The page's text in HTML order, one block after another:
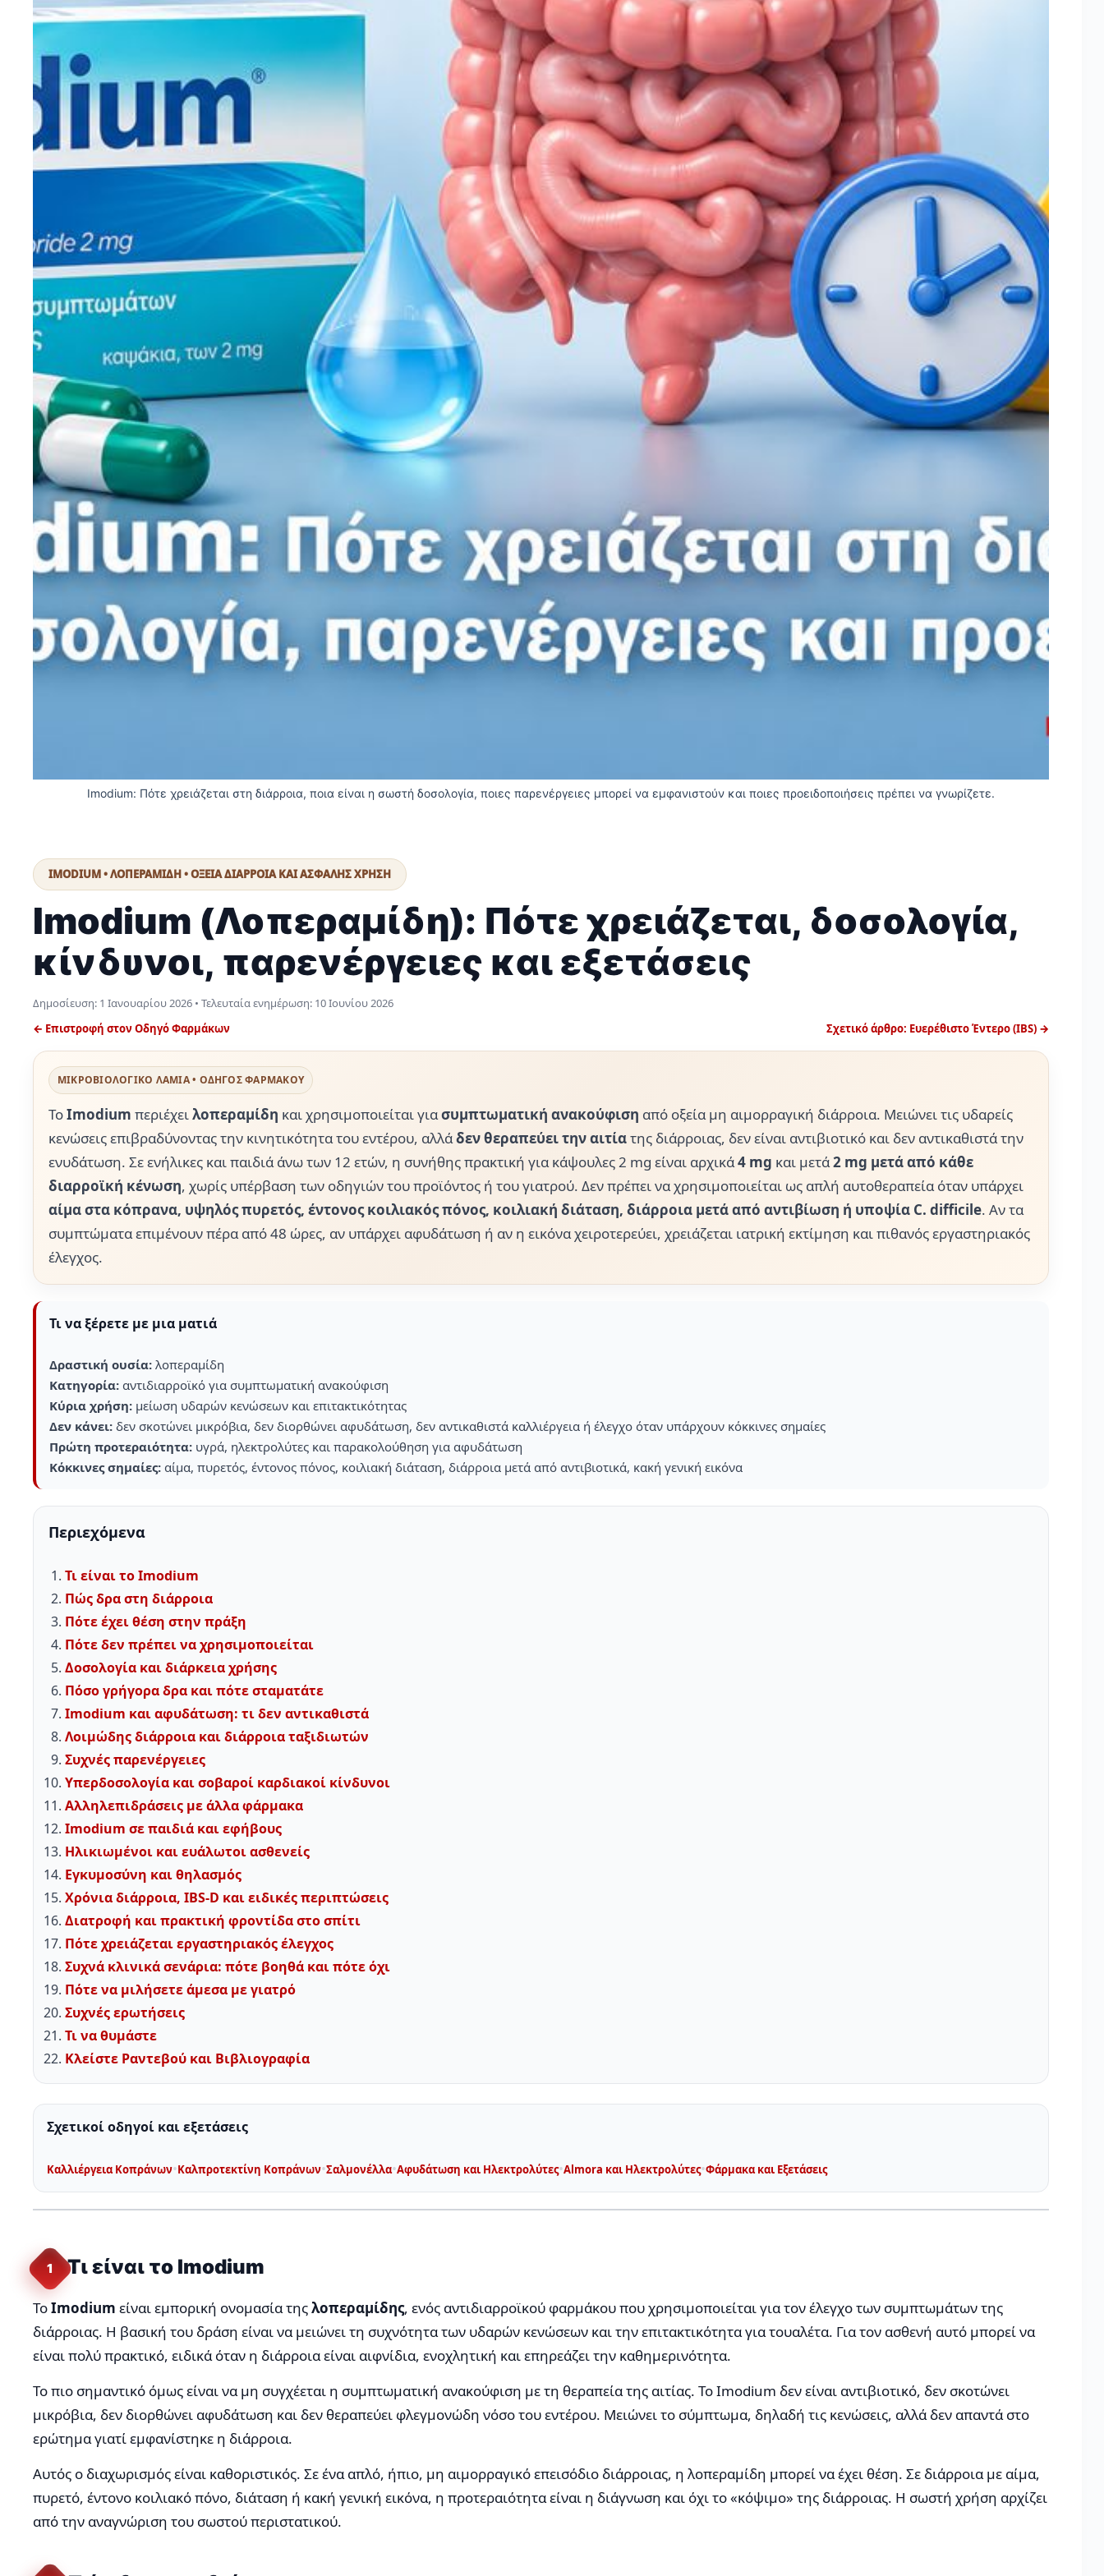
Imodium: Πότε χρειάζεται στη διάρροια, ποια είναι η σωστή δοσολογία, ποιες παρενέργειες μπορεί να εμφανιστούν και ποιες προειδοποιήσεις πρέπει να γνωρίζετε.
IMODIUM • ΛΟΠΕΡΑΜΙΔΗ • ΟΞΕΙΑ ΔΙΑΡΡΟΙΑ ΚΑΙ ΑΣΦΑΛΗΣ ΧΡΗΣΗ
Imodium (Λοπεραμίδη): Πότε χρειάζεται, δοσολογία,
κίνδυνοι, παρενέργειες και εξετάσεις
Δημοσίευση: 1 Ιανουαρίου 2026 • Τελευταία ενημέρωση: 10 Ιουνίου 2026
← Επιστροφή στον Οδηγό Φαρμάκων
Σχετικό άρθρο: Ευερέθιστο Έντερο (IBS) →
ΜΙΚΡΟΒΙΟΛΟΓΙΚΟ ΛΑΜΙΑ • ΟΔΗΓΟΣ ΦΑΡΜΑΚΟΥ
ΤοImodium περιέχειλοπεραμίδη και χρησιμοποιείται γιασυμπτωματική ανακούφιση από οξεία μη αιμορραγική διάρροια. Μειώνει τις υδαρείς
κενώσεις επιβραδύνοντας την κινητικότητα του εντέρου, αλλάδεν θεραπεύει την αιτίατης διάρροιας, δεν είναι αντιβιοτικό και δεν αντικαθιστά την
ενυδάτωση. Σε ενήλικες και παιδιά άνω των 12 ετών, η συνήθης πρακτική για κάψουλες 2 mg είναι αρχικά4 mg και μετά2 mg μετά από κάθε
διαρροϊκή κένωση, χωρίς υπέρβαση των οδηγιών του προϊόντος ή του γιατρού. Δεν πρέπει να χρησιμοποιείται ως απλή αυτοθεραπεία όταν υπάρχει
αίμα στα κόπρανα, υψηλός πυρετός, έντονος κοιλιακός πόνος, κοιλιακή διάταση, διάρροια μετά από αντιβίωση ή υποψία C. difficile. Αν τα
συμπτώματα επιμένουν πέρα από 48 ώρες, αν υπάρχει αφυδάτωση ή αν η εικόνα χειροτερεύει, χρειάζεται ιατρική εκτίμηση και πιθανός εργαστηριακός
έλεγχος.
Τι να ξέρετε με μια ματιά
Δραστική ουσία: λοπεραμίδη
Κατηγορία: αντιδιαρροϊκό για συμπτωματική ανακούφιση
Κύρια χρήση: μείωση υδαρών κενώσεων και επιτακτικότητας
Δεν κάνει: δεν σκοτώνει μικρόβια, δεν διορθώνει αφυδάτωση, δεν αντικαθιστά καλλιέργεια ή έλεγχο όταν υπάρχουν κόκκινες σημαίες
Πρώτη προτεραιότητα: υγρά, ηλεκτρολύτες και παρακολούθηση για αφυδάτωση
Κόκκινες σημαίες: αίμα, πυρετός, έντονος πόνος, κοιλιακή διάταση, διάρροια μετά από αντιβιοτικά, κακή γενική εικόνα
Περιεχόμενα
Τι είναι το Imodium
Πώς δρα στη διάρροια
Πότε έχει θέση στην πράξη
Πότε δεν πρέπει να χρησιμοποιείται
Δοσολογία και διάρκεια χρήσης
Πόσο γρήγορα δρα και πότε σταματάτε
Imodium και αφυδάτωση: τι δεν αντικαθιστά
Λοιμώδης διάρροια και διάρροια ταξιδιωτών
Συχνές παρενέργειες
Υπερδοσολογία και σοβαροί καρδιακοί κίνδυνοι
Αλληλεπιδράσεις με άλλα φάρμακα
Imodium σε παιδιά και εφήβους
Ηλικιωμένοι και ευάλωτοι ασθενείς
Εγκυμοσύνη και θηλασμός
Χρόνια διάρροια, IBS-D και ειδικές περιπτώσεις
Διατροφή και πρακτική φροντίδα στο σπίτι
Πότε χρειάζεται εργαστηριακός έλεγχος
Συχνά κλινικά σενάρια: πότε βοηθά και πότε όχι
Πότε να μιλήσετε άμεσα με γιατρό
Συχνές ερωτήσεις
Τι να θυμάστε
Κλείστε Ραντεβού και Βιβλιογραφία
Σχετικοί οδηγοί και εξετάσεις
Καλλιέργεια Κοπράνων•Καλπροτεκτίνη Κοπράνων•Σαλμονέλλα•Αφυδάτωση και Ηλεκτρολύτες•Almora και Ηλεκτρολύτες•Φάρμακα και Εξετάσεις
1 Τι είναι το Imodium
ΤοImodium είναι εμπορική ονομασία τηςλοπεραμίδης, ενός αντιδιαρροϊκού φαρμάκου που χρησιμοποιείται για τον έλεγχο των συμπτωμάτων της
διάρροιας. Η βασική του δράση είναι να μειώνει τη συχνότητα των υδαρών κενώσεων και την επιτακτικότητα για τουαλέτα. Για τον ασθενή αυτό μπορεί να
είναι πολύ πρακτικό, ειδικά όταν η διάρροια είναι αιφνίδια, ενοχλητική και επηρεάζει την καθημερινότητα.
Το πιο σημαντικό όμως είναι να μη συγχέεται η συμπτωματική ανακούφιση με τη θεραπεία της αιτίας. Το Imodium δεν είναι αντιβιοτικό, δεν σκοτώνει
μικρόβια, δεν διορθώνει αφυδάτωση και δεν θεραπεύει φλεγμονώδη νόσο του εντέρου. Μειώνει το σύμπτωμα, δηλαδή τις κενώσεις, αλλά δεν απαντά στο
ερώτημα γιατί εμφανίστηκε η διάρροια.
Αυτός ο διαχωρισμός είναι καθοριστικός. Σε ένα απλό, ήπιο, μη αιμορραγικό επεισόδιο διάρροιας, η λοπεραμίδη μπορεί να έχει θέση. Σε διάρροια με αίμα,
πυρετό, έντονο κοιλιακό πόνο, διάταση ή κακή γενική εικόνα, η προτεραιότητα είναι η διάγνωση και όχι το «κόψιμο» της διάρροιας. Η σωστή χρήση αρχίζει
από την αναγνώριση του σωστού περιστατικού.